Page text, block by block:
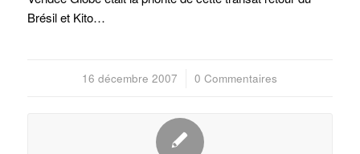
Brésil et Kito…
16 décembre 2007
/ 0 Commentaires